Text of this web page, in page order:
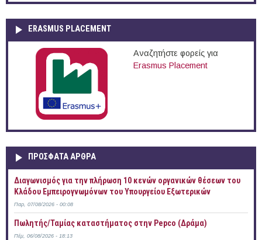
ERASMUS PLACEMENT
Αναζητήστε φορείς για
Erasmus Placement
ΠΡOΣΦΑΤΑ AΡΘΡΑ
Διαγωνισμός για την πλήρωση 10 κενών οργανικών θέσεων του
Κλάδου Εμπειρογνωμόνων του Υπουργείου Εξωτερικών
Παρ, 07/08/2026 - 00:08
Πωλητής/Ταμίας καταστήματος στην Pepco (Δράμα)
Πέμ, 06/08/2026 - 18:13